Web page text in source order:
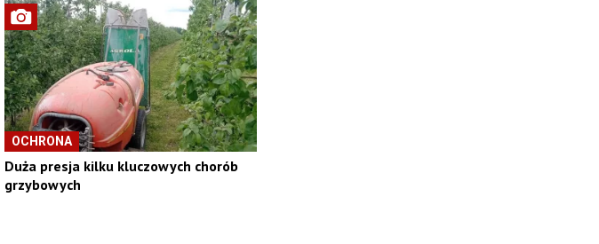
OCHRONA
Duża presja kilku kluczowych chorób
grzybowych